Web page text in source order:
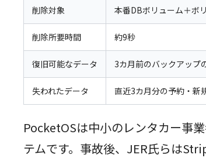
削除対象 本番DBボリューム＋ボ
削除所要時間 約9秒
復旧可能なデータ 3カ月前のバックアップ
失われたデータ 直近3カ月分の予約・新
PocketOSは中小のレンタカー事
テムです。事故後、JER氏らは